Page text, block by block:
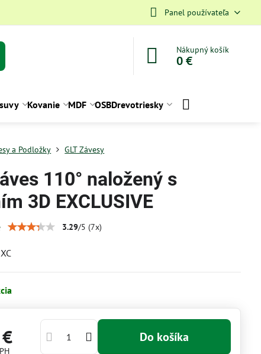
Panel používateľa
Nákupný košík
0 €
Kovanie MDF OSBDrevotriesky
a Podložky GLT Závesy
110° naložený s
3D EXCLUSIVE
3.29/5 (7x)
Do košíka